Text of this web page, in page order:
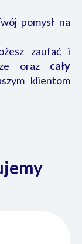
pomysł na
zaufać i
orazcały
klientom